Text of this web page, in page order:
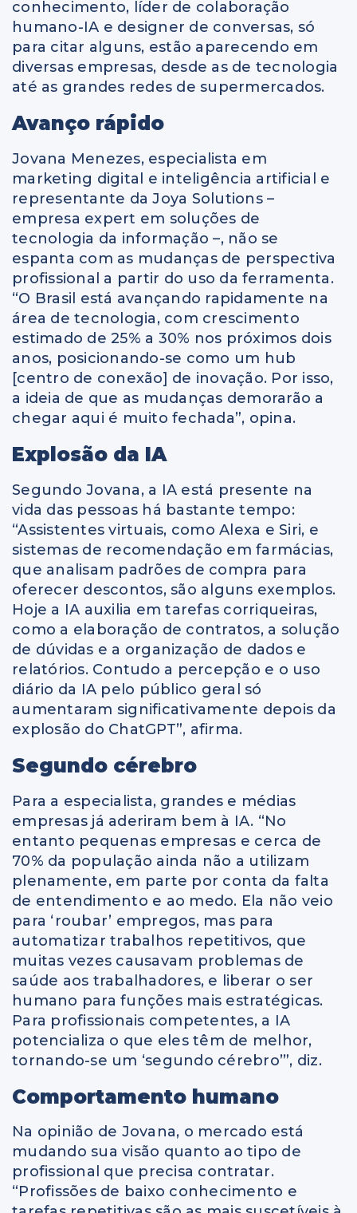
conhecimento, líder de colaboração
humano-IA e designer de conversas, só
para citar alguns, estão aparecendo em
diversas empresas, desde as de tecnologia
até as grandes redes de supermercados.
Avanço rápido
Jovana Menezes, especialista em
marketing digital e inteligência artificial e
representante da Joya Solutions –
empresa expert em soluções de
tecnologia da informação –, não se
espanta com as mudanças de perspectiva
profissional a partir do uso da ferramenta.
“O Brasil está avançando rapidamente na
área de tecnologia, com crescimento
estimado de 25% a 30% nos próximos dois
anos, posicionando-se como um hub
[centro de conexão] de inovação. Por isso,
a ideia de que as mudanças demorarão a
chegar aqui é muito fechada”, opina.
Explosão da IA
Segundo Jovana, a IA está presente na
vida das pessoas há bastante tempo:
“Assistentes virtuais, como Alexa e Siri, e
sistemas de recomendação em farmácias,
que analisam padrões de compra para
oferecer descontos, são alguns exemplos.
Hoje a IA auxilia em tarefas corriqueiras,
como a elaboração de contratos, a solução
de dúvidas e a organização de dados e
relatórios. Contudo a percepção e o uso
diário da IA pelo público geral só
aumentaram significativamente depois da
explosão do ChatGPT”, afirma.
Segundo cérebro
Para a especialista, grandes e médias
empresas já aderiram bem à IA. “No
entanto pequenas empresas e cerca de
70% da população ainda não a utilizam
plenamente, em parte por conta da falta
de entendimento e ao medo. Ela não veio
para ‘roubar’ empregos, mas para
automatizar trabalhos repetitivos, que
muitas vezes causavam problemas de
saúde aos trabalhadores, e liberar o ser
humano para funções mais estratégicas.
Para profissionais competentes, a IA
potencializa o que eles têm de melhor,
tornando-se um ‘segundo cérebro’”, diz.
Comportamento humano
Na opinião de Jovana, o mercado está
mudando sua visão quanto ao tipo de
profissional que precisa contratar.
“Profissões de baixo conhecimento e